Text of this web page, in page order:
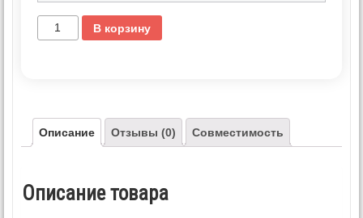
В корзину
Описание Отзывы (0) Совместимость
Описание товара